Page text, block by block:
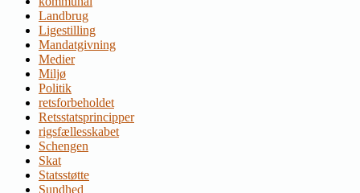
Landbrug
Ligestilling
Mandatgivning
Medier
Miljø
Politik
retsforbeholdet
Retsstatsprincipper
rigsfællesskabet
Schengen
Skat
Statsstøtte
Sundhed